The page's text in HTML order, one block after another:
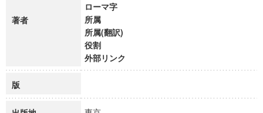
著者
ローマ字
所属
所属(翻訳)
役割
外部リンク
版